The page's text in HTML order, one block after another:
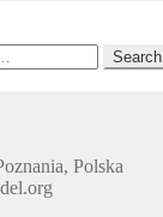
Search
Polska